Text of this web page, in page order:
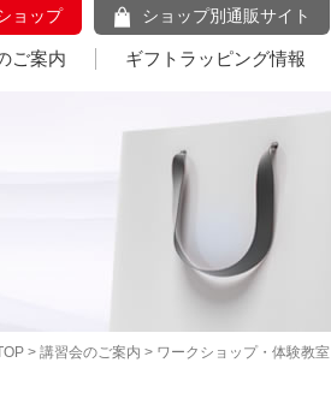
ョップ ショップ別通販サイト
ご案内 ギフトラッピング情報
> 講習会のご案内 > ワークショップ・体験教室